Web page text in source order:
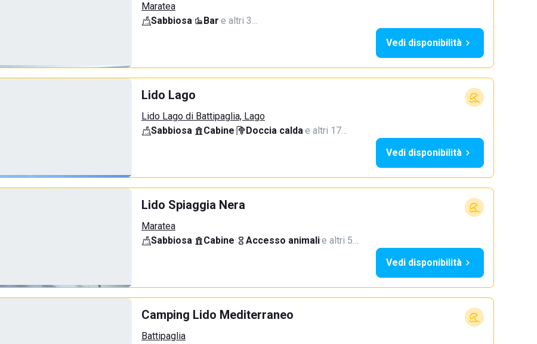
Maratea
Sabbiosa· Bar·e altri 3…
Vedi disponibilità
Lido Lago
Lido Lago di Battipaglia, Lago
Sabbiosa· Cabine· Doccia calda·e altri 17…
Vedi disponibilità
Lido Spiaggia Nera
Maratea
Sabbiosa· Cabine· Accesso animali·e altri 5…
Vedi disponibilità
Camping Lido Mediterraneo
Battipaglia